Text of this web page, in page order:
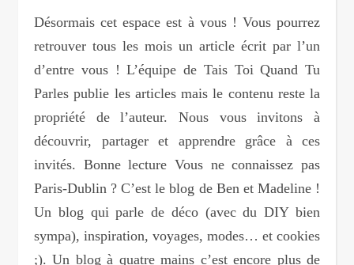
Désormais cet espace est à vous ! Vous pourrez
retrouver tous les mois un article écrit par l’un
d’entre vous ! L’équipe de Tais Toi Quand Tu
Parles publie les articles mais le contenu reste la
propriété de l’auteur. Nous vous invitons à
découvrir, partager et apprendre grâce à ces
invités. Bonne lecture Vous ne connaissez pas
Paris-Dublin ? C’est le blog de Ben et Madeline !
Un blog qui parle de déco (avec du DIY bien
sympa), inspiration, voyages, modes… et cookies
;). Un blog à quatre mains c’est encore plus de